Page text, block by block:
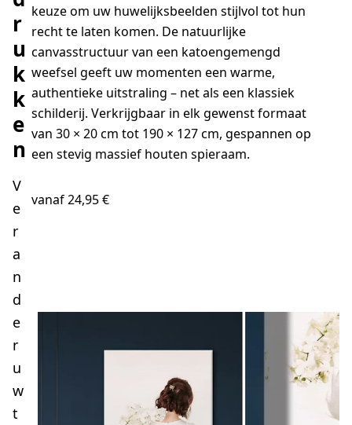
r
u
k
k
e
n
V
e
r
a
n
d
e
r
u
w
t
keuze om uw huwelijksbeelden stijlvol tot hun
recht te laten komen. De natuurlijke
canvasstructuur van een katoengemengd
weefsel geeft uw momenten een warme,
authentieke uitstraling – net als een klassiek
schilderij. Verkrijgbaar in elk gewenst formaat
van 30 × 20 cm tot 190 × 127 cm, gespannen op
een stevig massief houten spieraam.
vanaf 24,95 €